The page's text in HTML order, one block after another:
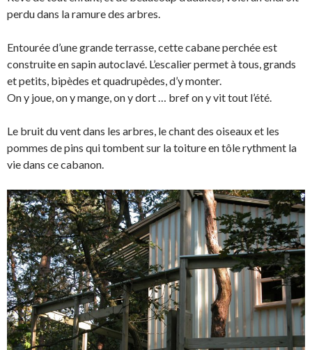
perdu dans la ramure des arbres.
Entourée d’une grande terrasse, cette cabane perchée est
construite en sapin autoclavé. L’escalier permet à tous, grands
et petits, bipèdes et quadrupèdes, d’y monter.
On y joue, on y mange, on y dort … bref on y vit tout l’été.
Le bruit du vent dans les arbres, le chant des oiseaux et les
pommes de pins qui tombent sur la toiture en tôle rythment la
vie dans ce cabanon.